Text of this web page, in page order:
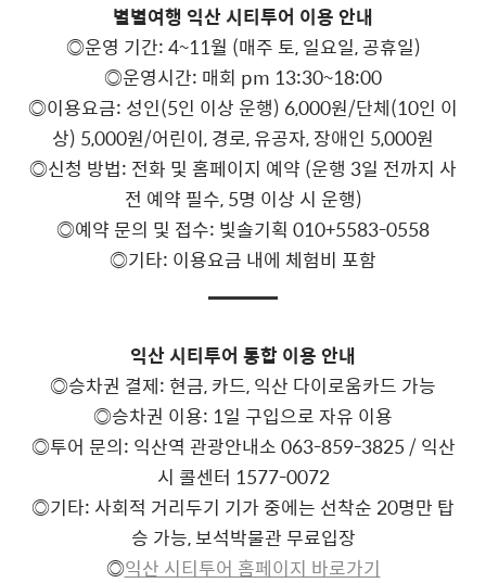
별별여행 익산 시티투어 이용 안내
◎운영 기간: 4~11월 (매주 토, 일요일, 공휴일)
◎운영시간: 매회 pm 13:30~18:00
◎이용요금: 성인(5인 이상 운행) 6,000원/단체(10인 이
상) 5,000원/어린이, 경로, 유공자, 장애인 5,000원
◎신청 방법: 전화 및 홈페이지 예약 (운행 3일 전까지 사
전 예약 필수, 5명 이상 시 운행)
◎예약 문의 및 접수: 빛솔기획 010+5583-0558
◎기타: 이용요금 내에 체험비 포함
익산 시티투어 통합 이용 안내
◎승차권 결제: 현금, 카드, 익산 다이로움카드 가능
◎승차권 이용: 1일 구입으로 자유 이용
◎투어 문의: 익산역 관광안내소 063-859-3825 / 익산
시 콜센터 1577-0072
◎기타: 사회적 거리두기 기가 중에는 선착순 20명만 탑
승 가능, 보석박물관 무료입장
◎익산 시티투어 홈페이지 바로가기